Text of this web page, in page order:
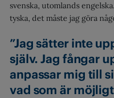
svenska, utomlands
tyska, det måste jag göra
”Jag sätter inte
själv. Jag fångar
anpassar mig till
vad som är